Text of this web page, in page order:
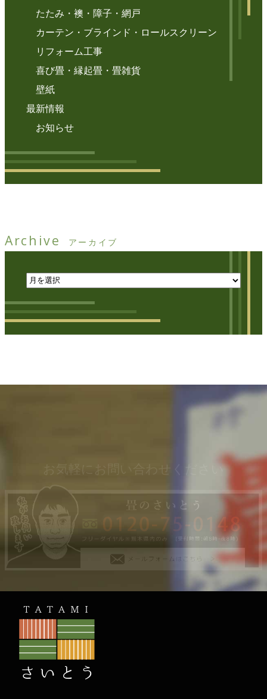
たたみ・襖・障子・網戸
カーテン・ブラインド・ロールスクリーン
リフォーム工事
喜び畳・縁起畳・畳雑貨
壁紙
最新情報
お知らせ
Archive アーカイブ
お気軽にお問い合わせください